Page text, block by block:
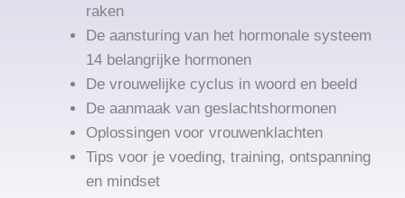
raken
De aansturing van het hormonale systeem
14 belangrijke hormonen
De vrouwelijke cyclus in woord en beeld
De aanmaak van geslachtshormonen
Oplossingen voor vrouwenklachten
Tips voor je voeding, training, ontspanning
en mindset